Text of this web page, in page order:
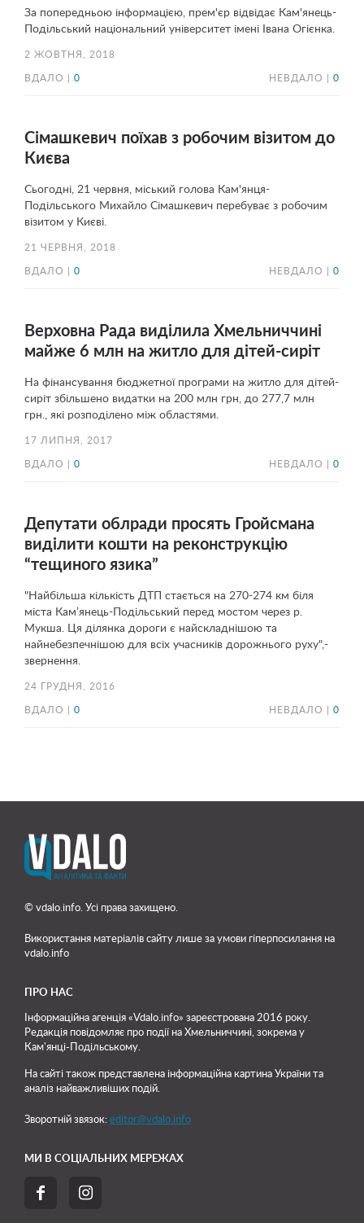
За попередньою інформацією, прем'єр відвідає Кам'янець-
Подільський національний університет імені Івана Огієнка.
2 ЖОВТНЯ, 2018
ВДАЛО | 0 НЕВДАЛО | 0
Сімашкевич поїхав з робочим візитом до
Києва
Сьогодні, 21 червня, міський голова Кам'янця-
Подільського Михайло Сімашкевич перебуває з робочим
візитом у Києві.
21 ЧЕРВНЯ, 2018
ВДАЛО | 0 НЕВДАЛО | 0
Верховна Рада виділила Хмельниччині
майже 6 млн на житло для дітей-сиріт
На фінансування бюджетної програми на житло для дітей-
сиріт збільшено видатки на 200 млн грн, до 277,7 млн
грн., які розподілено між областями.
17 ЛИПНЯ, 2017
ВДАЛО | 0 НЕВДАЛО | 0
Депутати облради просять Гройсмана
виділити кошти на реконструкцію
“тещиного язика”
"Найбільша кількість ДТП стається на 270-274 км біля
міста Кам’янець-Подільський перед мостом через р.
Мукша. Ця ділянка дороги є найскладнішою та
найнебезпечнішою для всіх учасників дорожнього руху",-
звернення.
24 ГРУДНЯ, 2016
ВДАЛО | 0 НЕВДАЛО | 0
© vdalo.info. Усі права захищено.
Використання матеріалів сайту лише за умови гіперпосилання на
vdalo.info
ПРО НАС
Інформаційна агенція «Vdalo.info» зареєстрована 2016 року.
Редакція повідомляє про події на Хмельниччині, зокрема у
Кам'янці-Подільському.
На сайті також представлена інформаційна картина України та
аналіз найважливіших подій.
Зворотній звязок: editor@vdalo.info
МИ В СОЦІАЛЬНИХ МЕРЕЖАХ
 